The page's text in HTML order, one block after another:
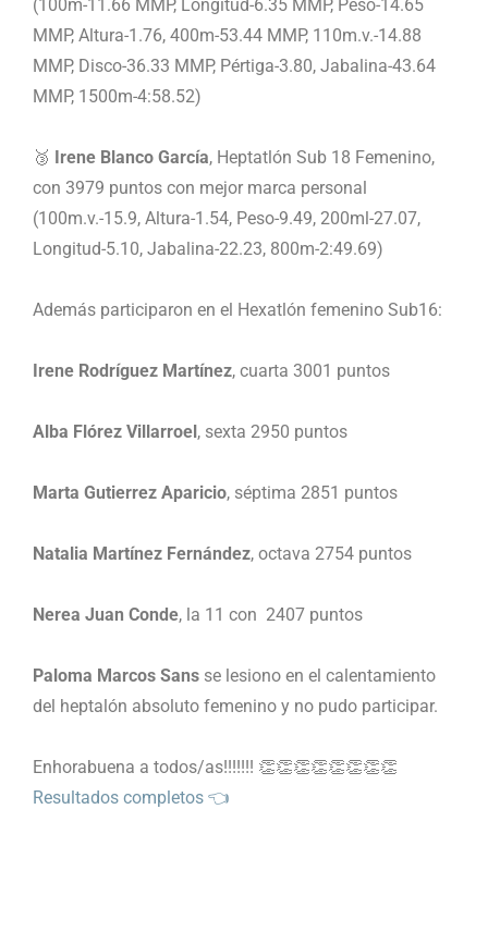
(100m-11.66 MMP, Longitud-6.35 MMP, Peso-14.65
MMP, Altura-1.76, 400m-53.44 MMP, 110m.v.-14.88
MMP, Disco-36.33 MMP, Pértiga-3.80, Jabalina-43.64
MMP, 1500m-4:58.52)
🥉 Irene Blanco García, Heptatlón Sub 18 Femenino,
con 3979 puntos con mejor marca personal
(100m.v.-15.9, Altura-1.54, Peso-9.49, 200ml-27.07,
Longitud-5.10, Jabalina-22.23, 800m-2:49.69)
Además participaron en el Hexatlón femenino Sub16:
Irene Rodríguez Martínez, cuarta 3001 puntos
Alba Flórez Villarroel , sexta 2950 puntos
Marta Gutierrez Aparicio, séptima 2851 puntos
Natalia Martínez Fernández, octava 2754 puntos
Nerea Juan Conde, la 11 con 2407 puntos
Paloma Marcos Sans se lesiono en el calentamiento
del heptalón absoluto femenino y no pudo participar.
Enhorabuena a todos/as!!!!!!! 👏👏👏👏👏👏👏👏
Resultados completos 👈